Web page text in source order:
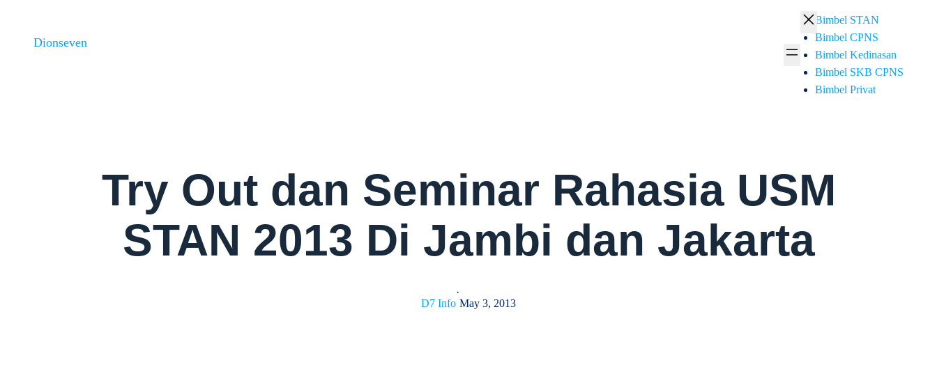
contentDionseven
Bimbel STAN
Bimbel CPNS
Bimbel Kedinasan
Bimbel SKB CPNS
Bimbel Privat
Try Out dan Seminar Rahasia USM
STAN 2013 Di Jambi dan Jakarta
D7 Info
·
May 3, 2013